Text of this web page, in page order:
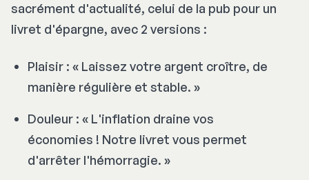
sacrément d'actualité, celui de la pub pour un
livret d'épargne, avec 2 versions :
Plaisir : « Laissez votre argent croître, de
manière régulière et stable. »
Douleur : « L'inflation draine vos
économies ! Notre livret vous permet
d'arrêter l'hémorragie. »